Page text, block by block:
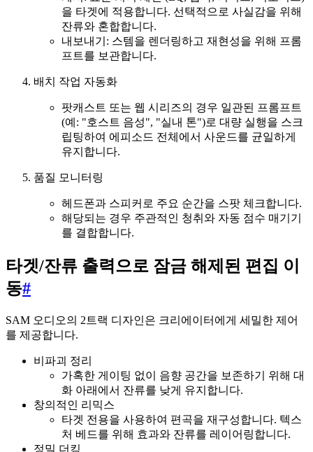
을 타겟에 적용합니다. 선택적으로 사실감을 위해
잔류와 혼합합니다.
내보내기: 스템을 렌더링하고 재현성을 위해 프롬
프트를 보관합니다.
배치 작업 자동화
팟캐스트 또는 웹 시리즈의 경우 일관된 프롬프트
(예: "호스트 음성", "실내 톤")로 대량 실행을 스크
립팅하여 에피소드 전체에서 사운드를 균일하게
유지합니다.
품질 모니터링
헤드폰과 스피커로 주요 순간을 스팟 체크합니다.
해당되는 경우 주관적인 청취와 자동 점수 매기기
를 결합합니다.
타겟/잔류 출력으로 잠금 해제된 편집 이
동#
SAM 오디오의 2트랙 디자인은 크리에이터에게 세밀한 제어
를 제공합니다.
비파괴 정리
가혹한 게이팅 없이 음향 공간을 보존하기 위해 대
화 아래에서 잔류를 낮게 유지합니다.
창의적인 리믹스
타겟 전용을 사용하여 편곡을 재구성합니다. 텍스
처 베드를 위해 효과와 잔류를 레이어링합니다.
정밀 더킹